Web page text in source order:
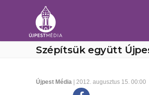
Szépítsük együtt
Újpest Média | 2012. augusztus 15. 00:00